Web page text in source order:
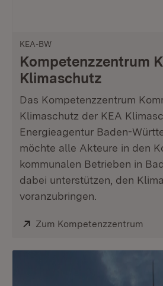
KEA-BW
Kompetenzzentrum
Klimaschutz
Das Kompetenzzentrum
Klimaschutz der KEA
Energieagentur Baden-
möchte alle Akteure in den
kommunalen Betrieben in
dabei unterstützen, den
voranzubringen.
Extern:
Zum Kompetenzzentrum